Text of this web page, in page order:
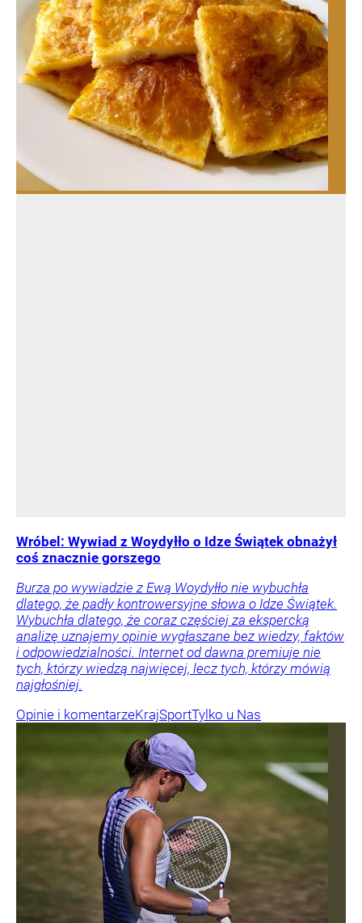
Wróbel: Wywiad z Woydyłło o Idze Świątek obnażył
coś znacznie gorszego
Burza po wywiadzie z Ewą Woydyłło nie wybuchła
dlatego, że padły kontrowersyjne słowa o Idze Świątek.
Wybuchła dlatego, że coraz częściej za ekspercką
analizę uznajemy opinie wygłaszane bez wiedzy, faktów
i odpowiedzialności. Internet od dawna premiuje nie
tych, którzy wiedzą najwięcej, lecz tych, którzy mówią
najgłośniej.
Opinie i komentarzeKrajSportTylko u Nas